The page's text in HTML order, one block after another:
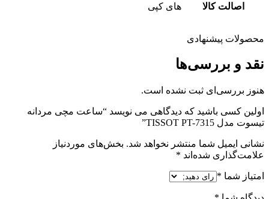
اصالت کالا های کپی
محصولات پیشنهادی
نقد و بررسی‌ها
هنوز بررسی‌ای ثبت نشده است.
اولین کسی باشید که دیدگاهی می نویسد “ساعت مچی مردانه
تیسوت مدل TISSOT PT-7315”
نشانی ایمیل شما منتشر نخواهد شد. بخش‌های موردنیاز
علامت‌گذاری شده‌اند *
امتیاز شما *